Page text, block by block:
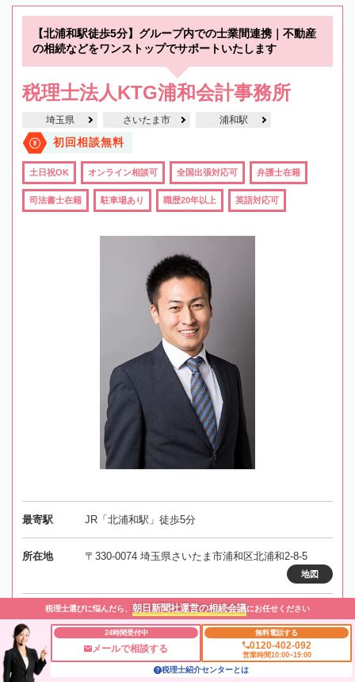
【北浦和駅徒歩5分】グループ内での士業間連携｜不動産
の相続などをワンストップでサポートいたします
税理士法人KTG浦和会計事務所
埼玉県 さいたま市 浦和駅
初回相談無料
土日祝OK オンライン相談可 全国出張対応可 弁護士在籍
司法書士在籍 駐車場あり 職歴20年以上 英語対応可
最寄駅 JR「北浦和駅」徒歩5分
所在地 〒330-0074 埼玉県さいたま市浦和区北浦和2-8-5
地図
対応エリア 埼玉
電話番号 050-5448-9947
税理士選びに悩んだら、 朝日新聞社運営の相続会議にお任せください
24時間受付中
メールで相談する
無料電話する
0120-402-092
営業時間10:00~19:00
税理士紹介センターとは